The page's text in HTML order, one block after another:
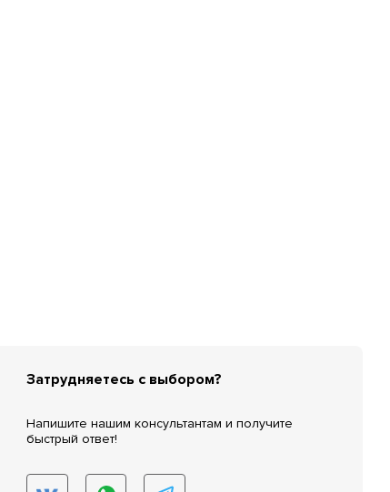
Затрудняетесь с выбором?
Напишите нашим консультантам и получите
быстрый ответ!